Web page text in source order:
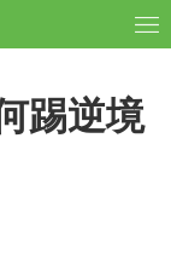
踢逆境